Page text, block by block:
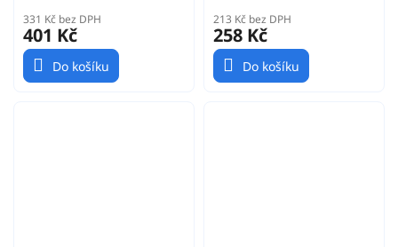
331 Kč bez DPH
401 Kč
Do košíku
213 Kč bez DPH
258 Kč
Do košíku